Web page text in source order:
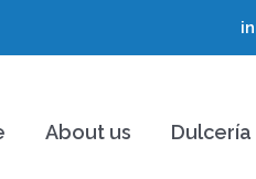
About us Dulcería